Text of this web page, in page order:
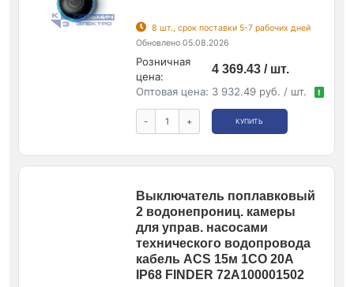
8 шт., срок поставки 5-7 рабочих дней
Обновлено 05.08.2026
Розничная
цена:
4 369.43 / шт.
Оптовая цена: 3 932.49 руб. / шт. !
- + КУПИТЬ
Выключатель поплавковый
2 водонепрониц. камеры
для управ. насосами
технического водопровода
кабель ACS 15м 1CO 20А
IP68 FINDER 72A100001502